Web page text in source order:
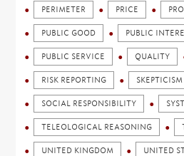
PERIMETER PRICE
PUBLIC GOOD PUBLIC
PUBLIC SERVICE QUALITY
RISK REPORTING SKEPTICISM
SOCIAL RESPONSIBILITY
TELEOLOGICAL REASONING
UNITED KINGDOM UNITED